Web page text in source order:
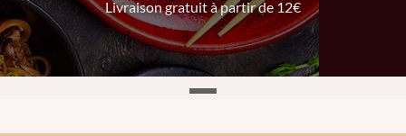
Livraison gratuit à partir de 12€